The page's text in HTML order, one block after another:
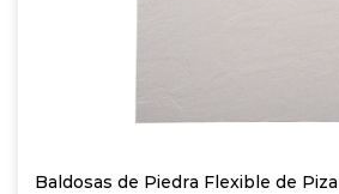
Baldosas de Piedra Flexible de